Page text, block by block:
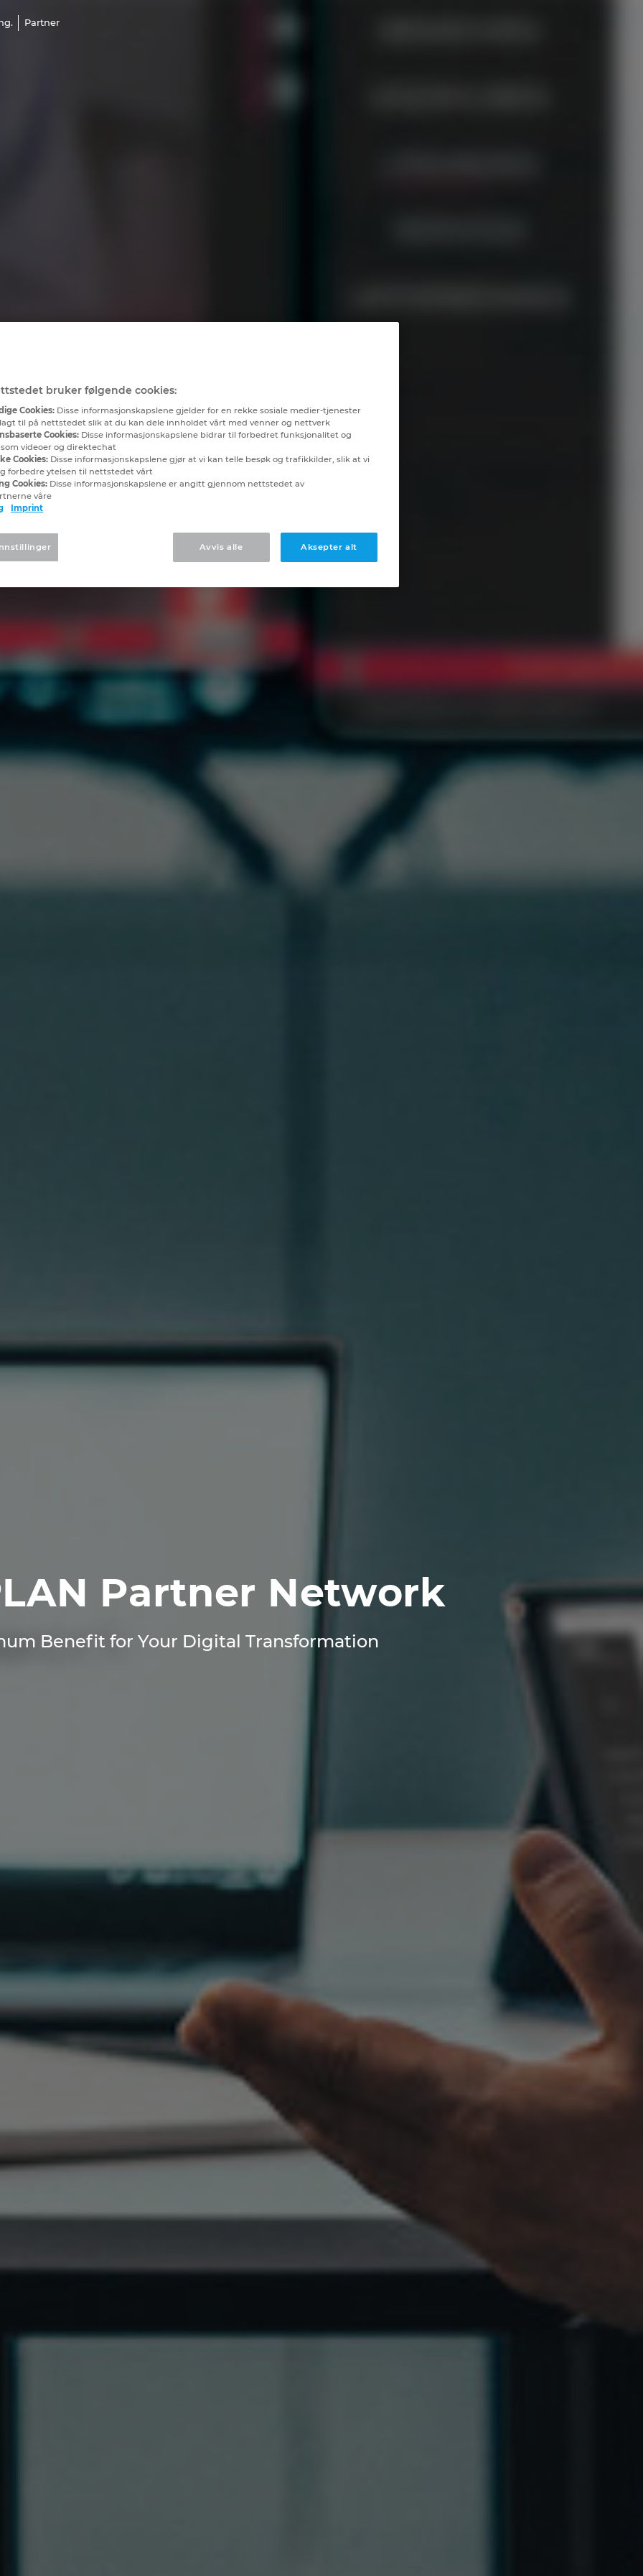
Partner
Partner Network
Benefit for Your Digital Transformation
bruker følgende cookies:
Cookies: Disse informasjonskapslene gjelder for en rekke sosiale medier-tjenester
til på nettstedet slik at du kan dele innholdet vårt med venner og nettverk
Cookies: Disse informasjonskapslene bidrar til forbedret funksjonalitet og
videoer og direktechat
Cookies: Disse informasjonskapslene gjør at vi kan telle besøk og trafikkilder, slik at vi
forbedre ytelsen til nettstedet vårt
Cookies: Disse informasjonskapslene er angitt gjennom nettstedet av
våre
Imprint
Avvis alle Aksepter alt